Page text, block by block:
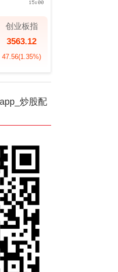
创业板指
3563.12
47.56(1.35%)
炒股配